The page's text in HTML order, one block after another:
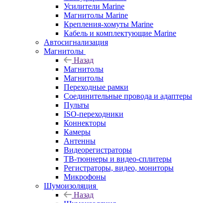
Усилители Marine
Магнитолы Marine
Крепления-хомуты Marine
Кабель и комплектующие Marine
Автосигнализация
Магнитолы
Назад
Магнитолы
Магнитолы
Переходные рамки
Соединительные провода и адаптеры
Пульты
ISO-переходники
Коннекторы
Камеры
Антенны
Видеорегистраторы
ТВ-тюннеры и видео-сплитеры
Регистраторы, видео, мониторы
Микрофоны
Шумоизоляция
Назад